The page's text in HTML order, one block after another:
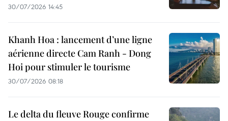
30/07/2026 14:45
Khanh Hoa : lancement d’une ligne
aérienne directe Cam Ranh - Dong
Hoi pour stimuler le tourisme
30/07/2026 08:18
Le delta du fleuve Rouge confirme